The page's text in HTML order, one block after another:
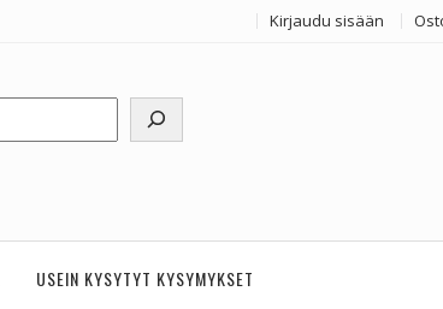
Kirjaudu sisään
USEIN KYSYTYT KYSYMYKSET